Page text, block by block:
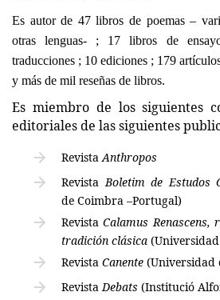
Es autor de 47 libros de poemas –
otras lenguas- ; 17 libros de
traducciones ; 10 ediciones ; 179
y más de mil reseñas de libros.
Es miembro de los siguientes
editoriales de las siguientes
Revista Anthropos
Revista Boletim de Estudos
de Coimbra –Portugal)
RevistaCalamus
tradición clásica
Revista Canente (Universidad
Revista Debats (Institució